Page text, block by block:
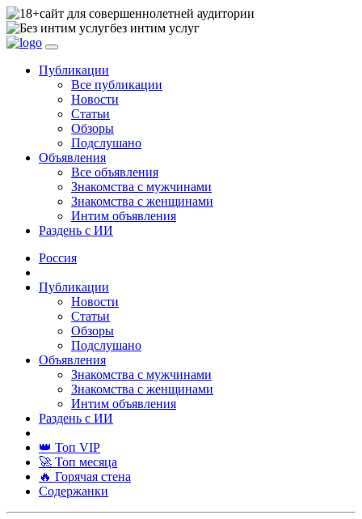
сайт для совершеннолетней аудитории
без интим услуг
Публикации
Все публикации
Новости
Статьи
Обзоры
Подслушано
Объявления
Все объявления
Знакомства с мужчинами
Знакомства с женщинами
Интим объявления
Раздень с ИИ
Россия
Публикации
Новости
Статьи
Обзоры
Подслушано
Объявления
Знакомства с мужчинами
Знакомства с женщинами
Интим объявления
Раздень с ИИ
👑 Топ VIP
🚀 Топ месяца
🔥 Горячая стена
Содержанки